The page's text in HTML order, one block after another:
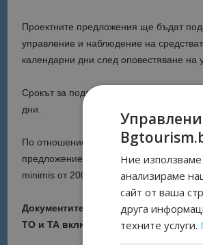
Проектните предложения ще бъдат
управление и наблюдение на
календарни дни след оповестяване на
Срокът за подаване на проектни
дни.
По отношение на бюджета по проектите
предложение стойност до 10% от
minimis от 200 000 евро или 391 166 лв.
Документите за запознаване във
ТО и ТА включват:
Ние
анализираме
сайт от ваша
друга
техните услуги.